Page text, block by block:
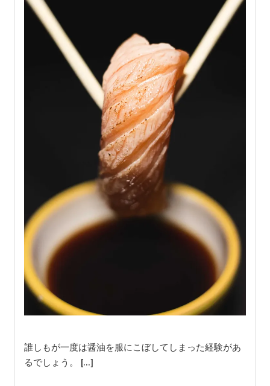
誰しもが一度は醤油を服にこぼしてしまった経験があ
るでしょう。 […]